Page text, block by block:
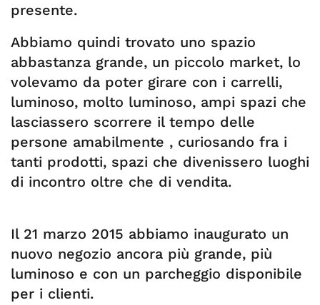
presente.
Abbiamo quindi trovato uno spazio
abbastanza grande, un piccolo market, lo
volevamo da poter girare con i carrelli,
luminoso, molto luminoso, ampi spazi che
lasciassero scorrere il tempo delle
persone amabilmente , curiosando fra i
tanti prodotti, spazi che divenissero luoghi
di incontro oltre che di vendita.
Il 21 marzo 2015 abbiamo inaugurato un
nuovo negozio ancora più grande, più
luminoso e con un parcheggio disponibile
per i clienti.